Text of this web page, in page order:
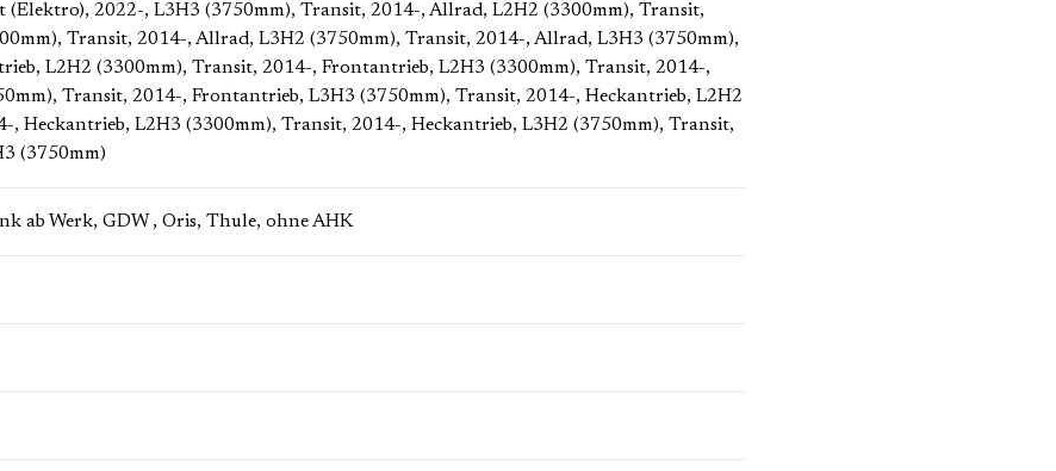
(Elektro), 2022-, L3H3 (3750mm), Transit, 2014-, Allrad, L2H2 (3300mm), Transit,
, Transit, 2014-, Allrad, L3H2 (3750mm), Transit, 2014-, Allrad, L3H3 (3750mm),
L2H2 (3300mm), Transit, 2014-, Frontantrieb, L2H3 (3300mm), Transit, 2014-,
, Transit, 2014-, Frontantrieb, L3H3 (3750mm), Transit, 2014-, Heckantrieb, L2H2
, Heckantrieb, L2H3 (3300mm), Transit, 2014-, Heckantrieb, L3H2 (3750mm), Transit,
(3750mm)
ab Werk, GDW , Oris, Thule, ohne AHK